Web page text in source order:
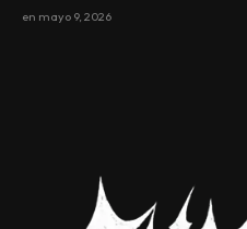
en mayo 9, 2026